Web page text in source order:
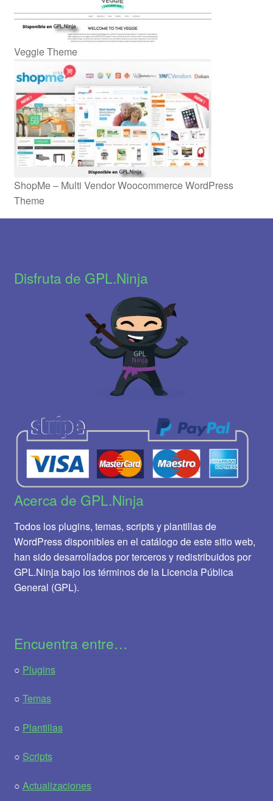
Veggie Theme
ShopMe – Multi Vendor Woocommerce WordPress
Theme
Disfruta de GPL.Ninja
Acerca de GPL.Ninja
Todos los plugins, temas, scripts y plantillas de
WordPress disponibles en el catálogo de este sitio web,
han sido desarrollados por terceros y redistribuidos por
GPL.Ninja bajo los términos de la Licencia Pública
General (GPL).
Encuentra entre…
○ Plugins
○ Temas
○ Plantillas
○ Scripts
○ Actualizaciones